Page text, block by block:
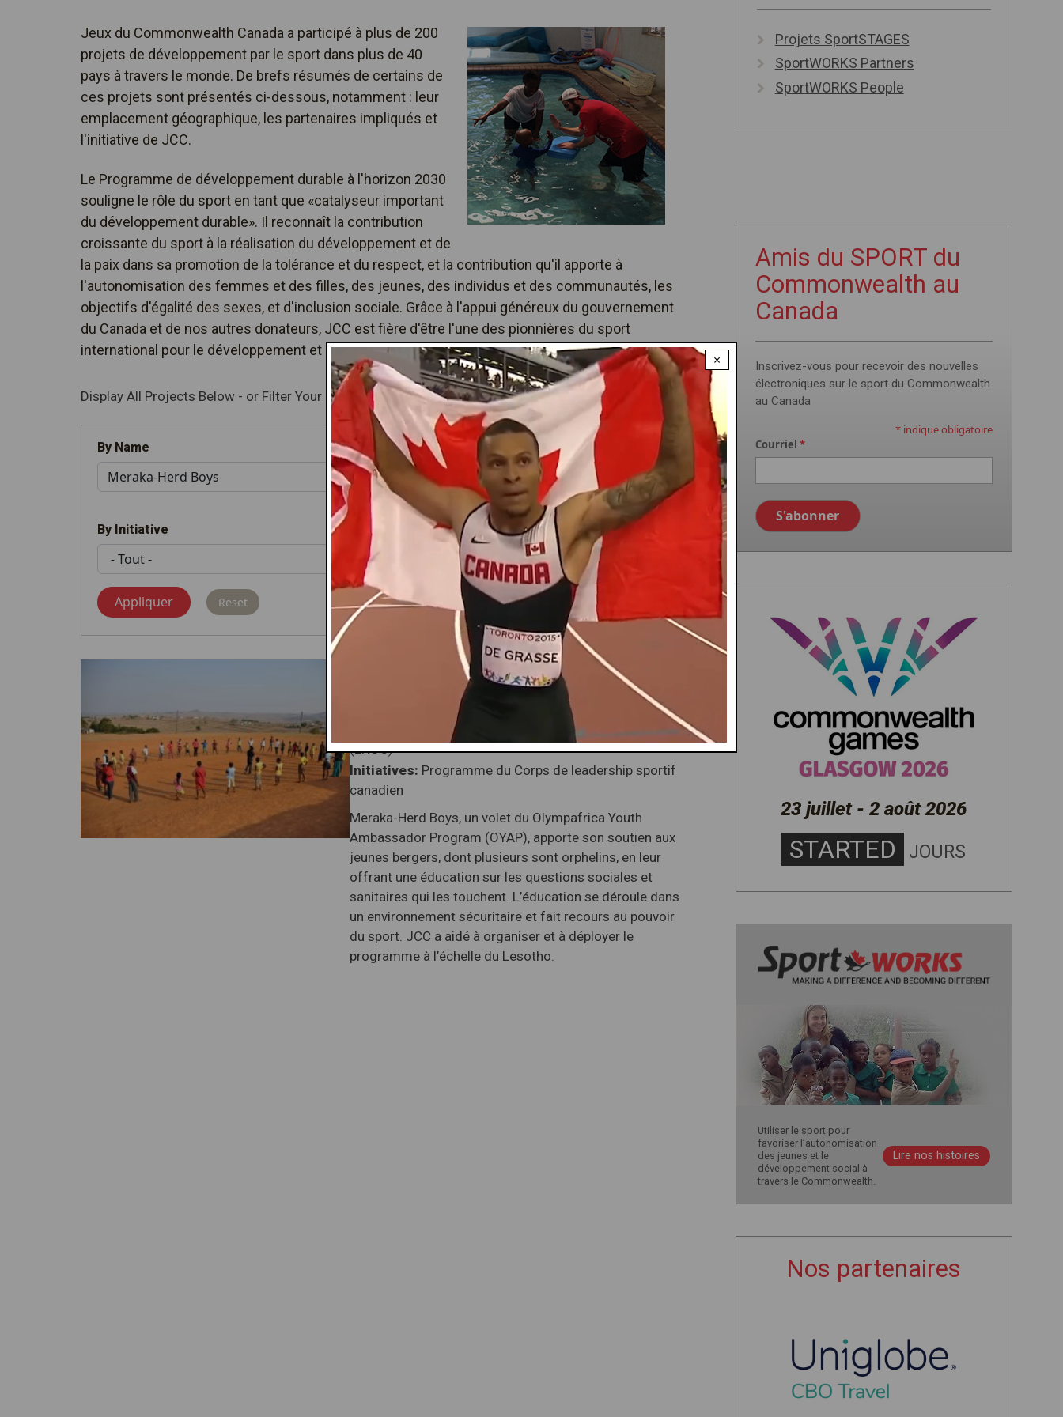
Jeux du Commonwealth Canada a participé à plus de 200
projets de développement par le sport dans plus de 40
pays à travers le monde. De brefs résumés de certains de
ces projets sont présentés ci-dessous, notamment : leur
emplacement géographique, les partenaires impliqués et
l'initiative de JCC.
Le Programme de développement durable à l'horizon 2030
souligne le rôle du sport en tant que «catalyseur important
du développement durable». Il reconnaît la contribution
croissante du sport à la réalisation du développement et de
la paix dans sa promotion de la tolérance et du respect, et la contribution qu'il apporte à
l'autonomisation des femmes et des filles, des jeunes, des individus et des communautés, les
objectifs d'égalité des sexes, et d'inclusion sociale. Grâce à l'appui généreux du gouvernement
du Canada et de nos autres donateurs, JCC est fière d'être l'une des pionnières du sport
international pour le développement et le développement par le sport.
Display All Projects Below - or Filter Your Results:
By Name By Region > Nations or Territory
By Initiative
Meraka-Herd Boys
Lesotho National Olympic Committee
(LNOC)
Initiatives: Programme du Corps de leadership sportif
canadien
Meraka-Herd Boys, un volet du Olympafrica Youth
Ambassador Program (OYAP), apporte son soutien aux
jeunes bergers, dont plusieurs sont orphelins, en leur
offrant une éducation sur les questions sociales et
sanitaires qui les touchent. L’éducation se déroule dans
un environnement sécuritaire et fait recours au pouvoir
du sport. JCC a aidé à organiser et à déployer le
programme à l’échelle du Lesotho.
Projets SportSTAGES
SportWORKS Partners
SportWORKS People
Amis du SPORT du
Commonwealth au
Canada
Inscrivez-vous pour recevoir des nouvelles
électroniques sur le sport du Commonwealth
au Canada
*indique obligatoire
Courriel *
23 juillet - 2 août 2026
STARTED JOURS
Utiliser le sport pour
favoriser l’autonomisation
des jeunes et le
développement social à
travers le Commonwealth.
Lire nos histoires
Nos partenaires
×